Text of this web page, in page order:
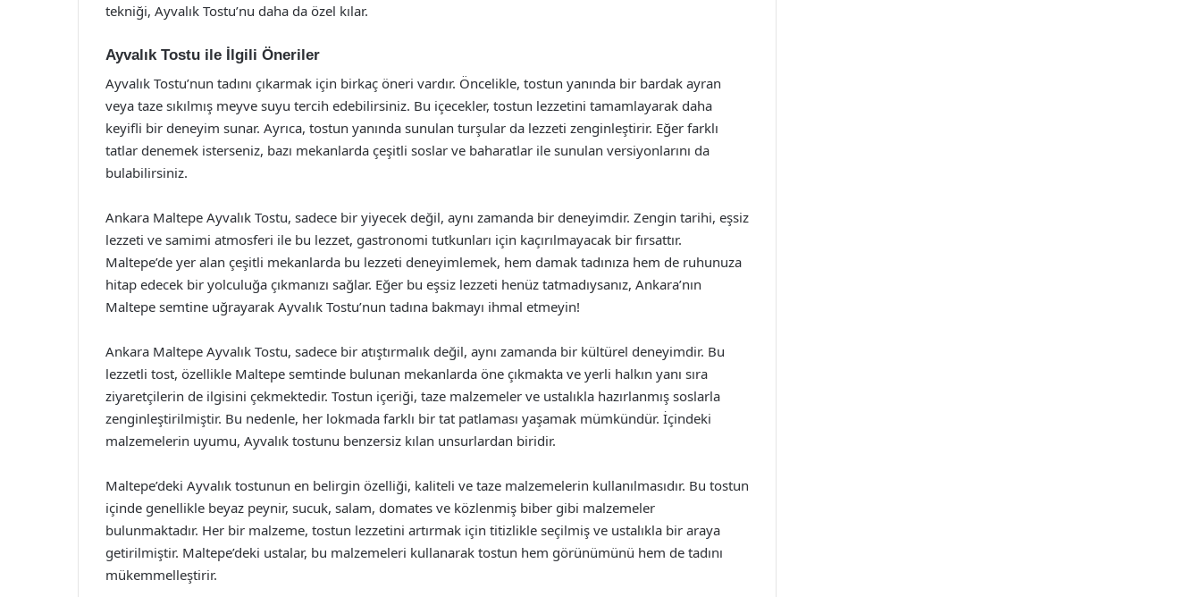
tekniği, Ayvalık Tostu’nu daha da özel kılar.
Ayvalık Tostu ile İlgili Öneriler
Ayvalık Tostu’nun tadını çıkarmak için birkaç öneri vardır. Öncelikle, tostun yanında bir bardak ayran
veya taze sıkılmış meyve suyu tercih edebilirsiniz. Bu içecekler, tostun lezzetini tamamlayarak daha
keyifli bir deneyim sunar. Ayrıca, tostun yanında sunulan turşular da lezzeti zenginleştirir. Eğer farklı
tatlar denemek isterseniz, bazı mekanlarda çeşitli soslar ve baharatlar ile sunulan versiyonlarını da
bulabilirsiniz.
Ankara Maltepe Ayvalık Tostu, sadece bir yiyecek değil, aynı zamanda bir deneyimdir. Zengin tarihi, eşsiz
lezzeti ve samimi atmosferi ile bu lezzet, gastronomi tutkunları için kaçırılmayacak bir fırsattır.
Maltepe’de yer alan çeşitli mekanlarda bu lezzeti deneyimlemek, hem damak tadınıza hem de ruhunuza
hitap edecek bir yolculuğa çıkmanızı sağlar. Eğer bu eşsiz lezzeti henüz tatmadıysanız, Ankara’nın
Maltepe semtine uğrayarak Ayvalık Tostu’nun tadına bakmayı ihmal etmeyin!
Ankara Maltepe Ayvalık Tostu, sadece bir atıştırmalık değil, aynı zamanda bir kültürel deneyimdir. Bu
lezzetli tost, özellikle Maltepe semtinde bulunan mekanlarda öne çıkmakta ve yerli halkın yanı sıra
ziyaretçilerin de ilgisini çekmektedir. Tostun içeriği, taze malzemeler ve ustalıkla hazırlanmış soslarla
zenginleştirilmiştir. Bu nedenle, her lokmada farklı bir tat patlaması yaşamak mümkündür. İçindeki
malzemelerin uyumu, Ayvalık tostunu benzersiz kılan unsurlardan biridir.
Maltepe’deki Ayvalık tostunun en belirgin özelliği, kaliteli ve taze malzemelerin kullanılmasıdır. Bu tostun
içinde genellikle beyaz peynir, sucuk, salam, domates ve közlenmiş biber gibi malzemeler
bulunmaktadır. Her bir malzeme, tostun lezzetini artırmak için titizlikle seçilmiş ve ustalıkla bir araya
getirilmiştir. Maltepe’deki ustalar, bu malzemeleri kullanarak tostun hem görünümünü hem de tadını
mükemmelleştirir.